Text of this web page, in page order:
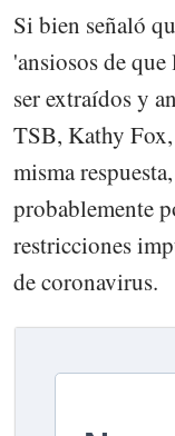
Si bien señaló
'ansiosos de
ser extraídos y
TSB, Kathy
misma
probablemente
restricciones
de coronavirus.